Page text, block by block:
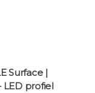
Surface |
LED profiel